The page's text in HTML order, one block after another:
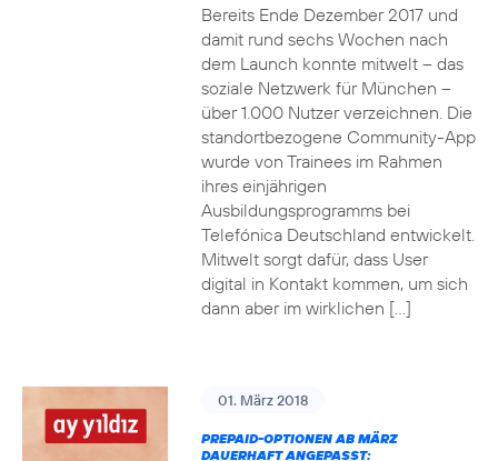
Bereits Ende Dezember 2017 und
damit rund sechs Wochen nach
dem Launch konnte mitwelt – das
soziale Netzwerk für München –
über 1.000 Nutzer verzeichnen. Die
standortbezogene Community-App
wurde von Trainees im Rahmen
ihres einjährigen
Ausbildungsprogramms bei
Telefónica Deutschland entwickelt.
Mitwelt sorgt dafür, dass User
digital in Kontakt kommen, um sich
dann aber im wirklichen […]
01. März 2018
PREPAID-OPTIONEN AB MÄRZ
DAUERHAFT ANGEPASST: